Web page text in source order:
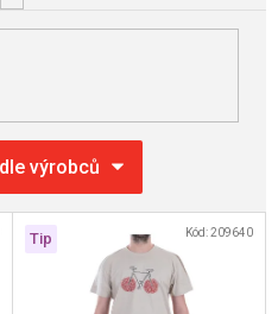
Tip Kód:209640